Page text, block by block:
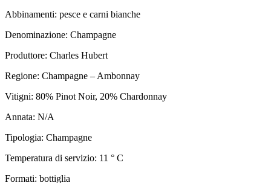
Abbinamenti: pesce e carni bianche
Denominazione: Champagne
Produttore: Charles Hubert
Regione: Champagne – Ambonnay
Vitigni: 80% Pinot Noir, 20% Chardonnay
Annata: N/A
Tipologia: Champagne
Temperatura di servizio: 11 ° C
Formati: bottiglia